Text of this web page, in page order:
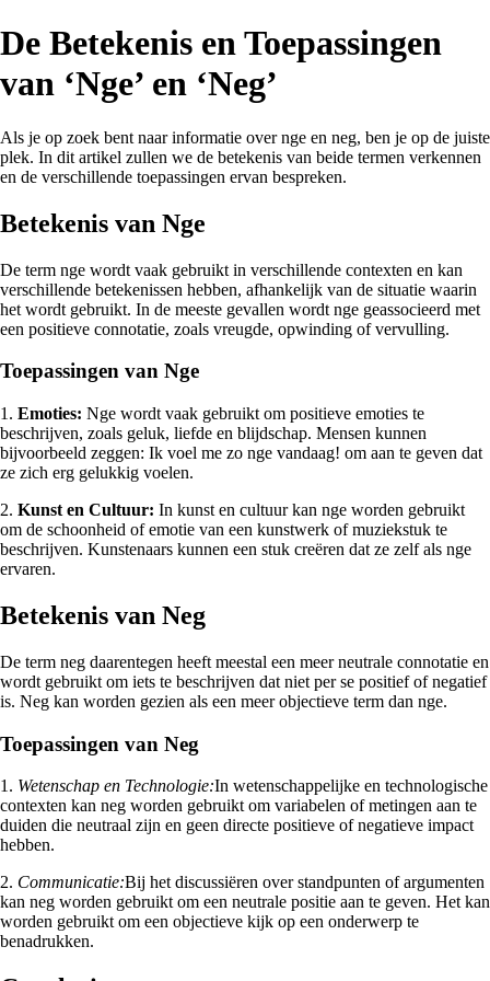
De Betekenis en Toepassingen
van ‘Nge’ en ‘Neg’
Als je op zoek bent naar informatie over nge en neg, ben je op de juiste
plek. In dit artikel zullen we de betekenis van beide termen verkennen
en de verschillende toepassingen ervan bespreken.
Betekenis van Nge
De term nge wordt vaak gebruikt in verschillende contexten en kan
verschillende betekenissen hebben, afhankelijk van de situatie waarin
het wordt gebruikt. In de meeste gevallen wordt nge geassocieerd met
een positieve connotatie, zoals vreugde, opwinding of vervulling.
Toepassingen van Nge
1. Emoties: Nge wordt vaak gebruikt om positieve emoties te
beschrijven, zoals geluk, liefde en blijdschap. Mensen kunnen
bijvoorbeeld zeggen: Ik voel me zo nge vandaag! om aan te geven dat
ze zich erg gelukkig voelen.
2. Kunst en Cultuur: In kunst en cultuur kan nge worden gebruikt
om de schoonheid of emotie van een kunstwerk of muziekstuk te
beschrijven. Kunstenaars kunnen een stuk creëren dat ze zelf als nge
ervaren.
Betekenis van Neg
De term neg daarentegen heeft meestal een meer neutrale connotatie en
wordt gebruikt om iets te beschrijven dat niet per se positief of negatief
is. Neg kan worden gezien als een meer objectieve term dan nge.
Toepassingen van Neg
1. Wetenschap en Technologie:In wetenschappelijke en technologische
contexten kan neg worden gebruikt om variabelen of metingen aan te
duiden die neutraal zijn en geen directe positieve of negatieve impact
hebben.
2. Communicatie:Bij het discussiëren over standpunten of argumenten
kan neg worden gebruikt om een neutrale positie aan te geven. Het kan
worden gebruikt om een objectieve kijk op een onderwerp te
benadrukken.